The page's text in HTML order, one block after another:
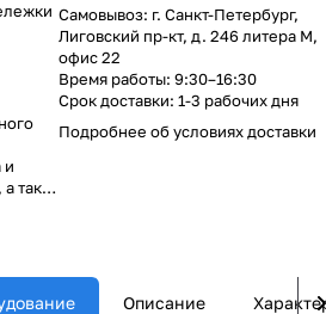
и
так
Самовывоз: г. Санкт-Петербург,
Лиговский пр-кт, д. 246 литера М,
офис 22
Время работы: 9:30–16:30
Срок доставки: 1-3 рабочих дня
Подробнее обусловиях доставки
Описание